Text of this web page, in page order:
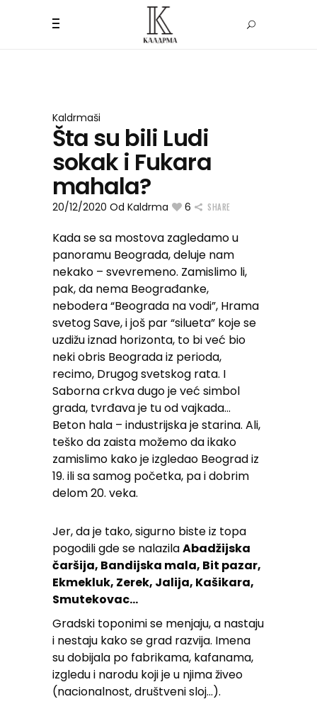
Kaldrmaši
Šta su bili Ludi
sokak i Fukara
mahala?
20/12/2020 Od Kaldrma 6 SHARE
Kada se sa mostova zagledamo u
panoramu Beograda, deluje nam
nekako – svevremeno. Zamislimo li,
pak, da nema Beograđanke,
nebodera “Beograda na vodi”, Hrama
svetog Save, i još par “silueta” koje se
uzdižu iznad horizonta, to bi već bio
neki obris Beograda iz perioda,
recimo, Drugog svetskog rata. I
Saborna crkva dugo je već simbol
grada, tvrđava je tu od vajkada…
Beton hala – industrijska je starina. Ali,
teško da zaista možemo da ikako
zamislimo kako je izgledao Beograd iz
19. ili sa samog početka, pa i dobrim
delom 20. veka.
Jer, da je tako, sigurno biste iz topa
pogodili gde se nalazilaAbadžijska
čaršija, Bandijska mala, Bit pazar,
Ekmekluk, Zerek, Jalija, Kašikara,
Smutekovac…
Gradski toponimi se menjaju, a nastaju
i nestaju kako se grad razvija. Imena
su dobijala po fabrikama, kafanama,
izgledu i narodu koji je u njima živeo
(nacionalnost, društveni sloj…).